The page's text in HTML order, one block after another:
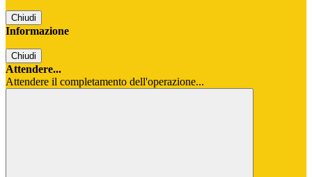
Chiudi
Informazione
Chiudi
Attendere...
Attendere il completamento dell'operazione...